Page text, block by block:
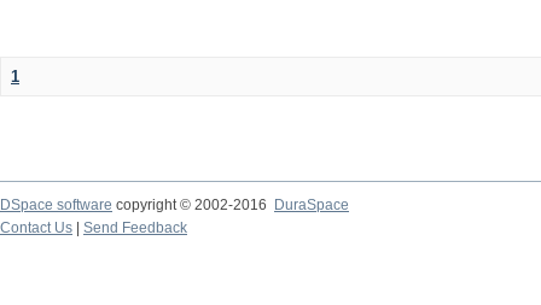
1
DSpace software copyright © 2002-2016
DuraSpace
Contact Us
Send Feedback